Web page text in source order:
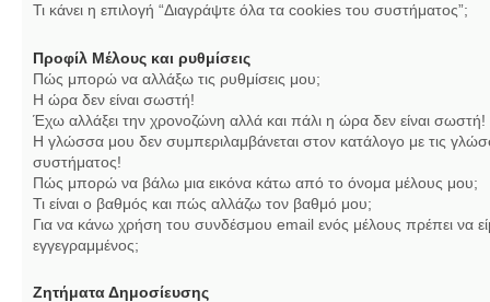
Τι κάνει η επιλογή “Διαγράψτε όλα τα cookies του συστήματος”;
Προφίλ Μέλους και ρυθμίσεις
Πώς μπορώ να αλλάξω τις ρυθμίσεις μου;
Η ώρα δεν είναι σωστή!
Έχω αλλάξει την χρονοζώνη αλλά και πάλι η ώρα δεν είναι σωστή!
Η γλώσσα μου δεν συμπεριλαμβάνεται στον κατάλογο με τις
συστήματος!
Πώς μπορώ να βάλω μια εικόνα κάτω από το όνομα μέλους μου;
Τι είναι ο βαθμός και πώς αλλάζω τον βαθμό μου;
Για να κάνω χρήση του συνδέσμου email ενός μέλους πρέπει να
εγγεγραμμένος;
Ζητήματα Δημοσίευσης